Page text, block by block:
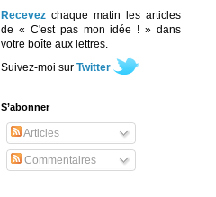
Recevez chaque matin les articles
de « C'est pas mon idée ! » dans
votre boîte aux lettres.
Suivez-moi sur Twitter
S’abonner
Articles
Commentaires